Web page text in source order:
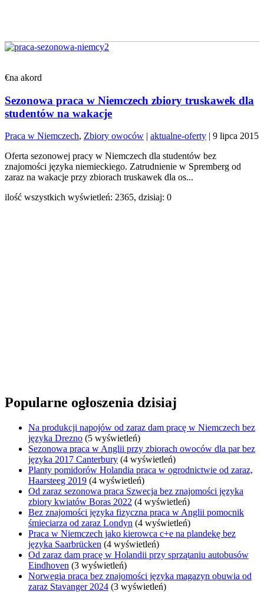
€na akord
Sezonowa praca w Niemczech zbiory truskawek dla
studentów na wakacje
Praca w Niemczech, Zbiory owoców | aktualne-oferty | 9 lipca 2015
Oferta sezonowej pracy w Niemczech dla studentów bez
znajomości języka niemieckiego. Zatrudnienie w Spremberg od
zaraz na wakacje przy zbiorach truskawek dla os...
ilość wszystkich wyświetleń: 2365, dzisiaj: 0
Popularne ogłoszenia dzisiaj
Na produkcji napojów od zaraz dam pracę w Niemczech bez
języka Drezno (5 wyświetleń)
Sezonowa praca w Anglii przy zbiorach owoców dla par bez
języka 2017 Canterbury (4 wyświetleń)
Planty pomidorów Holandia praca w ogrodnictwie od zaraz,
Haarsteeg 2019 (4 wyświetleń)
Od zaraz sezonowa praca Szwecja bez znajomości języka
zbiory kwiatów Boras 2022 (4 wyświetleń)
Bez znajomości języka fizyczna praca w Anglii pomocnik
śmieciarza od zaraz Londyn (4 wyświetleń)
Praca w Niemczech jako kierowca c+e na plandekę bez
języka Saarbrücken (4 wyświetleń)
Od zaraz dam pracę w Holandii przy sprzątaniu autobusów
Eindhoven (3 wyświetleń)
Norwegia praca bez znajomości języka magazyn obuwia od
zaraz Stavanger 2024 (3 wyświetleń)